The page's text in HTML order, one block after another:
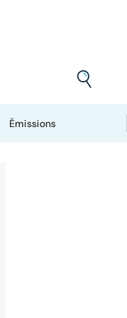
Émissions